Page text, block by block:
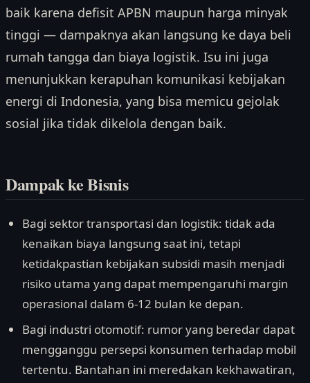
baik karena defisit APBN maupun harga minyak
tinggi — dampaknya akan langsung ke daya beli
rumah tangga dan biaya logistik. Isu ini juga
menunjukkan kerapuhan komunikasi kebijakan
energi di Indonesia, yang bisa memicu gejolak
sosial jika tidak dikelola dengan baik.
Dampak ke Bisnis
Bagi sektor transportasi dan logistik: tidak ada
kenaikan biaya langsung saat ini, tetapi
ketidakpastian kebijakan subsidi masih menjadi
risiko utama yang dapat mempengaruhi margin
operasional dalam 6-12 bulan ke depan.
Bagi industri otomotif: rumor yang beredar dapat
mengganggu persepsi konsumen terhadap mobil
tertentu. Bantahan ini meredakan kekhawatiran,